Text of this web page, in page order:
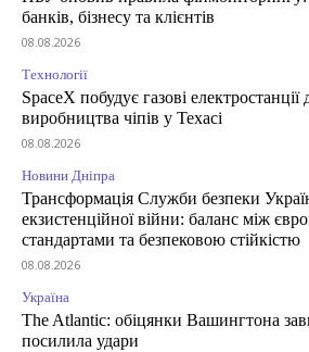
банків, бізнесу та клієнтів
08.08.2026
Технології
SpaceX побудує газові
виробництва чіпів у Техасі
08.08.2026
Новини Дніпра
Трансформація Служби безпеки
екзистенційної війни: баланс між
стандартами та безпековою стійкістю
08.08.2026
Україна
The Atlantic: обіцянки Вашингтона
посилила удари